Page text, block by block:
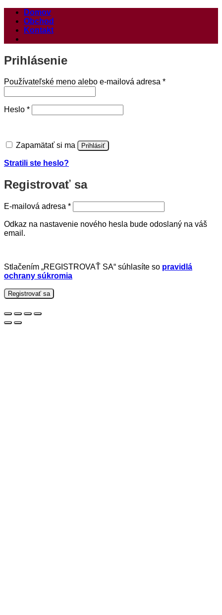
Domov
Obchod
Kontakt
Prihlásenie
Používateľské meno alebo e-mailová adresa *Povinné
Heslo *Povinné
Zapamätať si ma Prihlásiť
Stratili ste heslo?
Registrovať sa
E-mailová adresa *Povinné
Odkaz na nastavenie nového hesla bude odoslaný na váš
email.
Stlačením „REGISTROVAŤ SA“ súhlasíte so pravidlá
ochrany súkromia
Registrovať sa